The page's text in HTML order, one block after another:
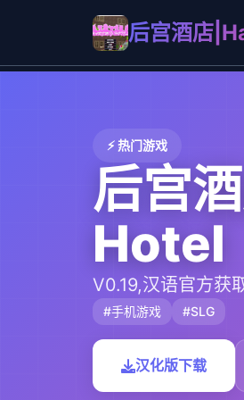
后宫酒店
⚡ 热门游戏
后宫
Hotel
V0.19,汉语官方获
#手机游戏 #SLG
汉化版下载